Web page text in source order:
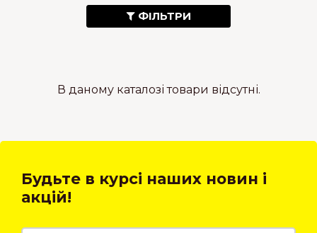
ФІЛЬТРИ
В даному каталозі товари відсутні.
Будьте в курсі наших новин і
акцій!